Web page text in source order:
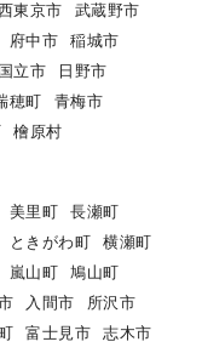
東京市
武蔵野市
府中市
稲城市
国立市
日野市
穂町
青梅市
檜原村
美里町
長瀬町
ときがわ町
横瀬町
嵐山町
鳩山町
入間市
所沢市
富士見市
志木市